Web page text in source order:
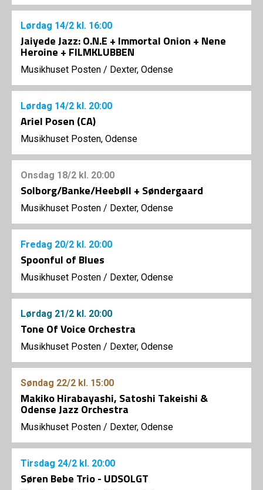
Lørdag 14/2 kl. 16:00
Jaiyede Jazz: O.N.E + Immortal Onion + Nene
Heroine + FILMKLUBBEN
Musikhuset Posten / Dexter, Odense
Lørdag 14/2 kl. 20:00
Ariel Posen (CA)
Musikhuset Posten, Odense
Onsdag 18/2 kl. 20:00
Solborg/Banke/Heebøll + Søndergaard
Musikhuset Posten / Dexter, Odense
Fredag 20/2 kl. 20:00
Spoonful of Blues
Musikhuset Posten / Dexter, Odense
Lørdag 21/2 kl. 20:00
Tone Of Voice Orchestra
Musikhuset Posten / Dexter, Odense
Søndag 22/2 kl. 15:00
Makiko Hirabayashi, Satoshi Takeishi &
Odense Jazz Orchestra
Musikhuset Posten / Dexter, Odense
Tirsdag 24/2 kl. 20:00
Søren Bebe Trio - UDSOLGT